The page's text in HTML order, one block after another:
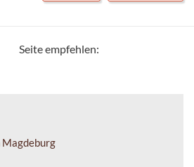
Seite empfehlen: